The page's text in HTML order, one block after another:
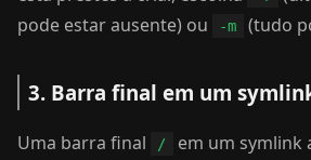
pode estar ausente) ou
-m (tudo
3. Barra final em um
Uma barra final /
em um symlink